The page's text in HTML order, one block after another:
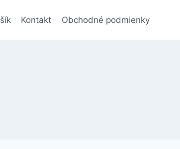
Kontakt Obchodné podmienky